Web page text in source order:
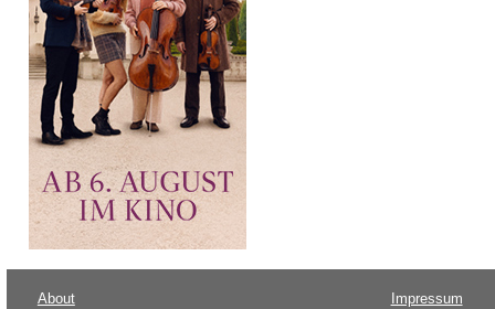
About Impressum